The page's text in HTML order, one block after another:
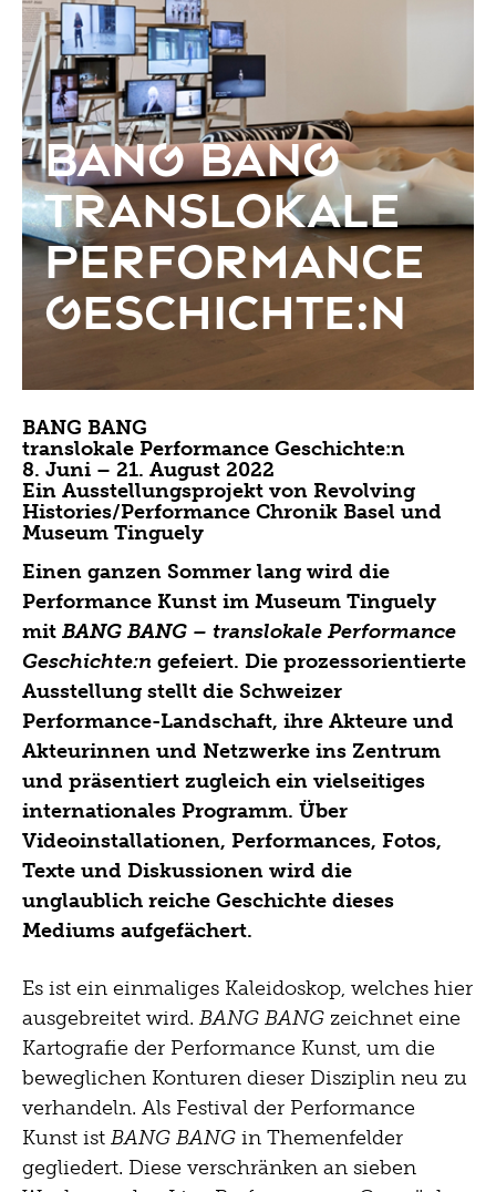
2019
2018
2017
2016
2015
2014
2012
2010
2009
2008
2007
2006
2005
2003
2002
2001
2000
1999
1998
1997
1996
BANG BANG
Translokale
Performance
Geschichte:n
BANG BANG
translokale Performance Geschichte:n
8. Juni – 21. August 2022
Ein Ausstellungsprojekt von Revolving
Histories/Performance Chronik Basel und
Museum Tinguely
Einen ganzen Sommer lang wird die
Performance Kunst im Museum Tinguely
mit BANG BANG – translokale Performance
Geschichte:n gefeiert. Die prozessorientierte
Ausstellung stellt die Schweizer
Performance-Landschaft, ihre Akteure und
Akteurinnen und Netzwerke ins Zentrum
und präsentiert zugleich ein vielseitiges
internationales Programm. Über
Videoinstallationen, Performances, Fotos,
Texte und Diskussionen wird die
unglaublich reiche Geschichte dieses
Mediums aufgefächert.
Es ist ein einmaliges Kaleidoskop, welches hier
ausgebreitet wird. BANG BANG zeichnet eine
Kartografie der Performance Kunst, um die
beweglichen Konturen dieser Disziplin neu zu
verhandeln. Als Festival der Performance
Kunst ist BANG BANG in Themenfelder
gegliedert. Diese verschränken an sieben